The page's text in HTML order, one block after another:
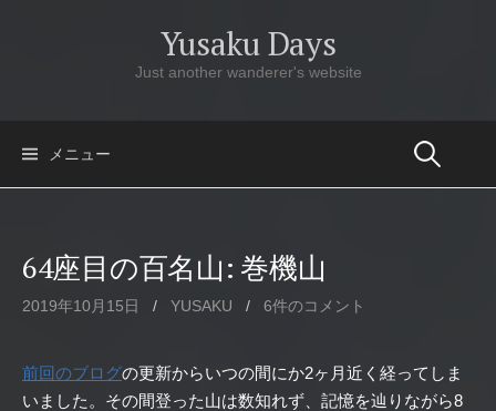
Yusaku Days
Just another wanderer's website
メニュー
64座目の百名山: 巻機山
2019年10月15日 / YUSAKU / 6件のコメント
前回のブログの更新からいつの間にか2ヶ月近く経ってしま
いました。その間登った山は数知れず、記憶を辿りながら8